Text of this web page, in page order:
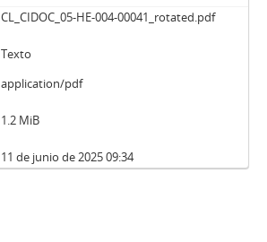
00120 - De Argentina A Maipú
00122 - Teatro Estático
00123 - Con Sabor A Añejo
00125 - Sabor A Verdad
00127 - Kafka En Escena
CL_CIDOC_05-HE-004-00041_rotated.pdf
Texto
application/pdf
1.2 MiB
11 de junio de 2025 09:34